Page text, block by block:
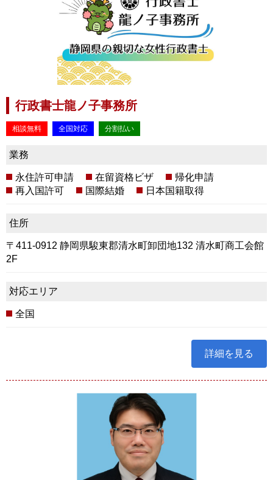
行政書士龍ノ子事務所
相談無料 全国対応 分割払い
業務
永住許可申請 在留資格ビザ
帰化申請
再入国許可
国際結婚 日本国籍取得
住所
〒411-0912 静岡県駿東郡清水町卸団地132 清水町商工会館
2F
対応エリア
全国
詳細を見る